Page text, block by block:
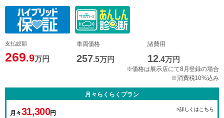
支払総額
269.9万円
車両価格
257.5万円
諸費用
12.4万円
※価格は展示店にて8月登録の場合
※消費税10%込み
月々らくらくプラン
月々31,300円
>詳しくはこちら